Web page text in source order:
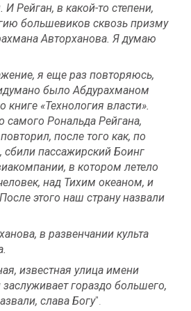
Рейган, в какой-то степени,
большевиков сквозь призму
Авторханова. Я думаю
я еще раз повторяюсь,
было Абдурахманом
«Технология власти».
самого Рональда Рейгана,
после того как, по
сбили пассажирский Боинг
в котором летело
над Тихим океаном, и
этого наш страну назвали
в развенчании культа
известная улица имени
гораздо большего,
слава Богу".